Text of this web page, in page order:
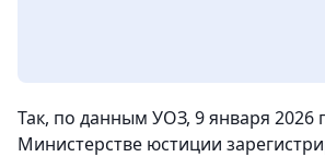
Так, по данным УОЗ, 9 января 2026
Министерстве юстиции